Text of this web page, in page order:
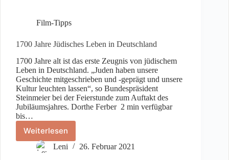
Film-Tipps
1700 Jahre Jüdisches Leben in Deutschland
1700 Jahre alt ist das erste Zeugnis von jüdischem
Leben in Deutschland. „Juden haben unsere
Geschichte mitgeschrieben und -geprägt und unsere
Kultur leuchten lassen“, so Bundespräsident
Steinmeier bei der Feierstunde zum Auftakt des
Jubiläumsjahres. Dorthe Ferber 2 min verfügbar
bis…
Weiterlesen
1700
Jahre
Jüdisches
Leni 26. Februar 2021